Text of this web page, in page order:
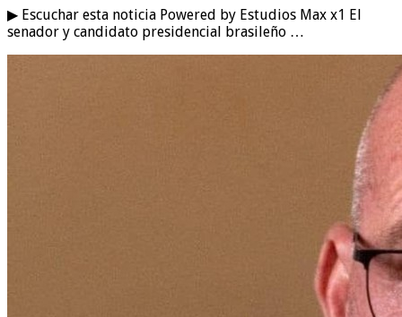
▶ Escuchar esta noticia Powered by Estudios Max x1 El
senador y candidato presidencial brasileño …